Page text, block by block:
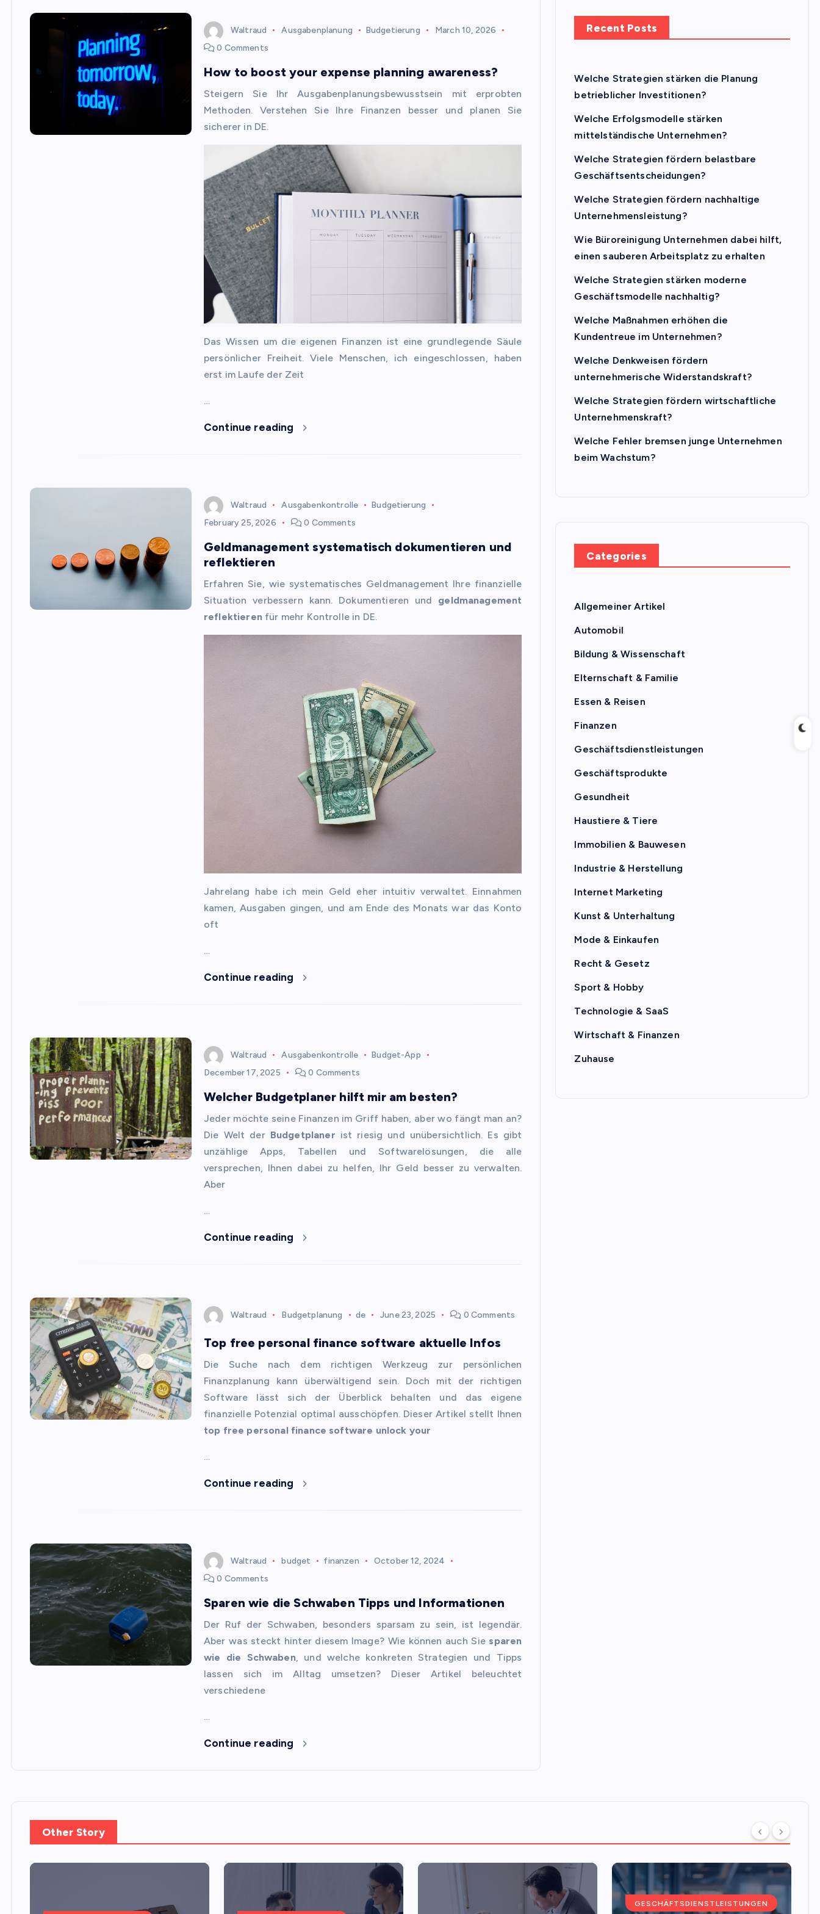
Waltraud Ausgabenplanung Budgetierung
March 10, 2026
0 Comments
How to boost your expense planning awareness?
Steigern Sie Ihr Ausgabenplanungsbewusstsein mit erprobten
Methoden. Verstehen Sie Ihre Finanzen besser und planen Sie
sicherer in DE.
Das Wissen um die eigenen Finanzen ist eine grundlegende Säule
persönlicher Freiheit. Viele Menschen, ich eingeschlossen, haben
erst im Laufe der Zeit
…
Continue reading
Waltraud Ausgabenkontrolle
Budgetierung
February 25, 2026
0 Comments
Geldmanagement systematisch dokumentieren und
reflektieren
Erfahren Sie, wie systematisches Geldmanagement Ihre finanzielle
Situation verbessern kann. Dokumentieren und geldmanagement
reflektieren für mehr Kontrolle in DE.
Jahrelang habe ich mein Geld eher intuitiv verwaltet. Einnahmen
kamen, Ausgaben gingen, und am Ende des Monats war das Konto
oft
…
Continue reading
Waltraud Ausgabenkontrolle
Budget-App
December 17, 2025
0 Comments
Welcher Budgetplaner hilft mir am besten?
Jeder möchte seine Finanzen im Griff haben, aber wo fängt man an?
Die Welt der Budgetplaner ist riesig und unübersichtlich. Es gibt
unzählige Apps, Tabellen und Softwarelösungen, die alle
versprechen, Ihnen dabei zu helfen, Ihr Geld besser zu verwalten.
Aber
…
Continue reading
Waltraud Budgetplanung de June 23, 2025 0 Comments
Top free personal finance software aktuelle Infos
Die Suche nach dem richtigen Werkzeug zur persönlichen
Finanzplanung kann überwältigend sein. Doch mit der richtigen
Software lässt sich der Überblick behalten und das eigene
finanzielle Potenzial optimal ausschöpfen. Dieser Artikel stellt Ihnen
top free personal finance software unlock your
…
Continue reading
Waltraud budget finanzen
October 12, 2024
0 Comments
Sparen wie die Schwaben Tipps und Informationen
Der Ruf der Schwaben, besonders sparsam zu sein, ist legendär.
Aber was steckt hinter diesem Image? Wie können auch Sie sparen
wie die Schwaben , und welche konkreten Strategien und Tipps
lassen sich im Alltag umsetzen? Dieser Artikel beleuchtet
verschiedene
…
Continue reading
Recent Posts
Welche Strategien stärken die Planung
betrieblicher Investitionen?
Welche Erfolgsmodelle stärken
mittelständische Unternehmen?
Welche Strategien fördern belastbare
Geschäftsentscheidungen?
Welche Strategien fördern nachhaltige
Unternehmensleistung?
Wie Büroreinigung Unternehmen dabei hilft,
einen sauberen Arbeitsplatz zu erhalten
Welche Strategien stärken moderne
Geschäftsmodelle nachhaltig?
Welche Maßnahmen erhöhen die
Kundentreue im Unternehmen?
Welche Denkweisen fördern
unternehmerische Widerstandskraft?
Welche Strategien fördern wirtschaftliche
Unternehmenskraft?
Welche Fehler bremsen junge Unternehmen
beim Wachstum?
Categories
Allgemeiner Artikel
Automobil
Bildung & Wissenschaft
Elternschaft & Familie
Essen & Reisen
Finanzen
Geschäftsdienstleistungen
Geschäftsprodukte
Gesundheit
Haustiere & Tiere
Immobilien & Bauwesen
Industrie & Herstellung
Internet Marketing
Kunst & Unterhaltung
Mode & Einkaufen
Recht & Gesetz
Sport & Hobby
Technologie & SaaS
Wirtschaft & Finanzen
Zuhause
Other Story
GESCHÄFTSDIENSTLEISTUNGEN